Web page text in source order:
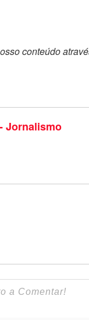
conteúdo
Jornalismo